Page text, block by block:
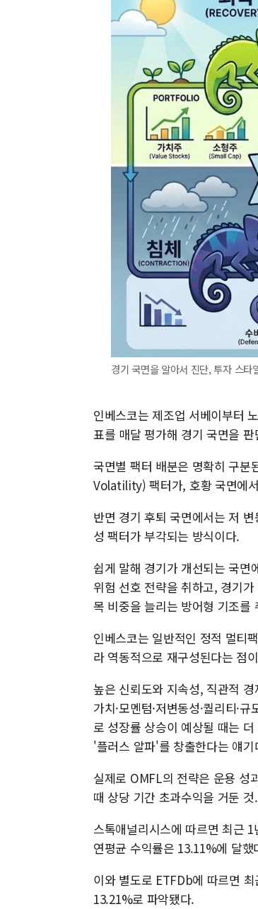
경기 국면을 알아서 진단, 투자 스
인베스코는 제조업 서베이부터
표를 매달 평가해 경기 국면을
국면별 팩터 배분은 명확히 구
Volatility) 팩터가, 호황 국면에
반면 경기 후퇴 국면에서는 저
성 팩터가 부각되는 방식이다.
쉽게 말해 경기가 개선되는 국면
위험 선호 전략을 취하고, 경기
목 비중을 늘리는 방어형 기조를
인베스코는 일반적인 정적 멀티
라 역동적으로 재구성된다는 점
높은 신뢰도와 지속성, 직관적
가치·모멘텀·저변동성·퀄리티·
로 성장률 상승이 예상될 때는
'플러스 알파'를 창출한다는 얘기
실제로 OMFL의 전략은 운용 성
때 상당 기간 초과수익을 거둔 것.
스톡애널리시스에 따르면 최근
연평균 수익률은 13.11%에 달했
이와 별도로 ETFDb에 따르면
13.21%로 파악됐다.